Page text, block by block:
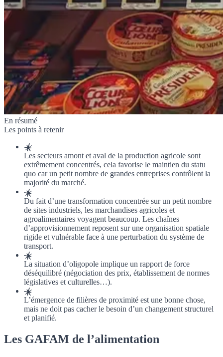
En résumé
Les points à retenir
Les secteurs amont et aval de la production agricole sont
extrêmement concentrés, cela favorise le maintien du statu
quo car un petit nombre de grandes entreprises contrôlent la
majorité du marché.
Du fait d’une transformation concentrée sur un petit nombre
de sites industriels, les marchandises agricoles et
agroalimentaires voyagent beaucoup. Les chaînes
d’approvisionnement reposent sur une organisation spatiale
rigide et vulnérable face à une perturbation du système de
transport.
La situation d’oligopole implique un rapport de force
déséquilibré (négociation des prix, établissement de normes
législatives et culturelles…).
L’émergence de filières de proximité est une bonne chose,
mais ne doit pas cacher le besoin d’un changement structurel
et planifié.
Les GAFAM de l’alimentation